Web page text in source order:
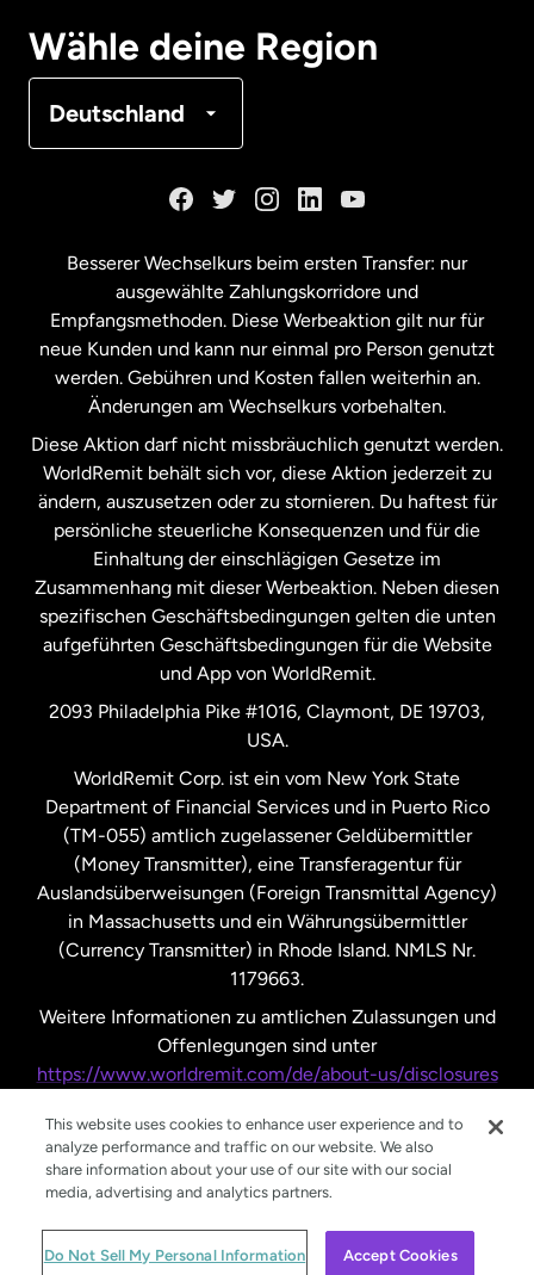
Wähle deine Region
Deutschland
Malaysia
Neuseeland
Niederlande
Schweden
Spanien
Vereinigte Staaten English
Vereinigte Staaten
Vereinigtes Königreich
Besserer Wechselkurs beim ersten Transfer: nur
ausgewählte Zahlungskorridore und
Empfangsmethoden. Diese Werbeaktion gilt nur für
neue Kunden und kann nur einmal pro Person genutzt
werden. Gebühren und Kosten fallen weiterhin an.
Änderungen am Wechselkurs vorbehalten.
Diese Aktion darf nicht missbräuchlich genutzt werden.
WorldRemit behält sich vor, diese Aktion jederzeit zu
ändern, auszusetzen oder zu stornieren. Du haftest für
persönliche steuerliche Konsequenzen und für die
Einhaltung der einschlägigen Gesetze im
Zusammenhang mit dieser Werbeaktion. Neben diesen
spezifischen Geschäftsbedingungen gelten die unten
aufgeführten Geschäftsbedingungen für die Website
und App von WorldRemit.
2093 Philadelphia Pike #1016, Claymont, DE 19703,
USA.
WorldRemit Corp. ist ein vom New York State
Department of Financial Services und in Puerto Rico
(TM-055) amtlich zugelassener Geldübermittler
(Money Transmitter), eine Transferagentur für
Auslandsüberweisungen (Foreign Transmittal Agency)
in Massachusetts und ein Währungsübermittler
(Currency Transmitter) in Rhode Island. NMLS Nr.
1179663.
Weitere Informationen zu amtlichen Zulassungen und
Offenlegungen sind unter
https://www.worldremit.com/de/about-us/disclosures
© WorldRemit 2024
This website uses cookies to enhance user experience and to
analyze performance and traffic on our website. We also
share information about your use of our site with our social
media, advertising and analytics partners.
Do Not Sell My Personal Information Accept Cookies